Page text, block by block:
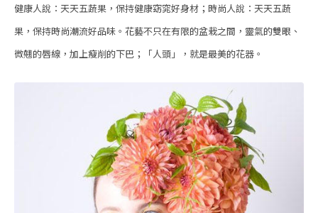
健康人說：天天五蔬果，保持健康窈窕好身材；時尚人說：天天五蔬
果，保持時尚潮流好品味。花藝不只在有限的盆栽之間，靈氣的雙眼、
微翹的唇線，加上瘦削的下巴；「人頭」，就是最美的花器。